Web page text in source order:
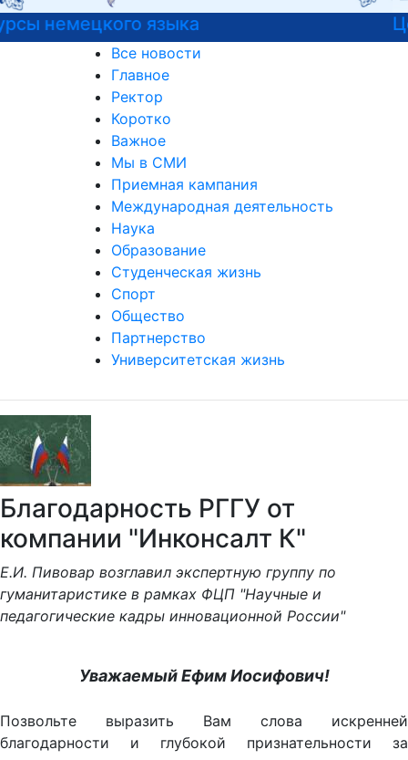
Центр карьеры
Все новости
Главное
Ректор
Коротко
Важное
Мы в СМИ
Приемная кампания
Международная деятельность
Наука
Образование
Студенческая жизнь
Спорт
Общество
Партнерство
Университетская жизнь
Благодарность РГГУ от
компании "Инконсалт К"
Е.И. Пивовар возглавил экспертную группу по
гуманитаристике в рамках ФЦП "Научные и
педагогические кадры инновационной России"
Уважаемый Ефим Иосифович!
Позвольте выразить Вам слова искренней
благодарности и глубокой признательности за